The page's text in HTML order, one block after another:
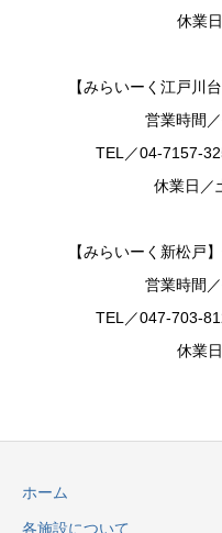
休業
【みらいーく江戸川
営業時間
TEL／04-7157-
休業日／
【みらいーく新松戸
営業時間
TEL／047-703-
休業
ホーム
各施設について